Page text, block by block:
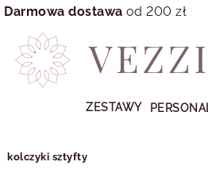
Przejdź
GŁÓWNEJ
PRODUKTÓW
Darmowa dostawa od 200 zł
ZESTAWY
kolczyki sztyfty